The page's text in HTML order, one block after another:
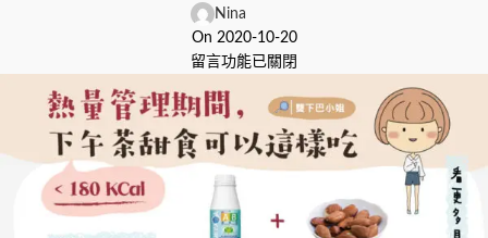
Nina
On 2020-10-20
留言功能已關閉